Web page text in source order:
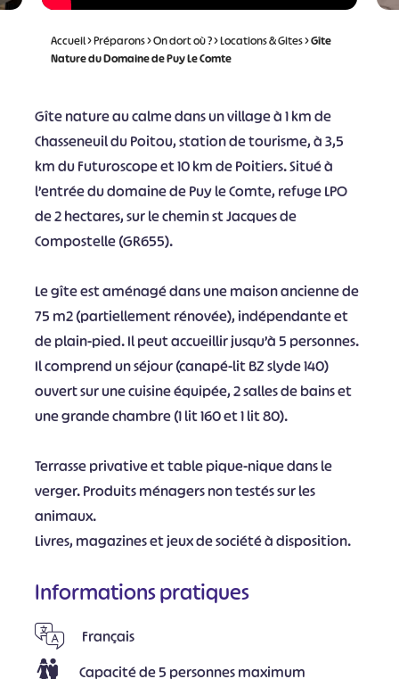
Accueil>Préparons>On dort où ?>Locations & Gites>Gîte
Nature du Domaine de Puy Le Comte
Gîte nature au calme dans un village à 1 km de
Chasseneuil du Poitou, station de tourisme, à 3,5
km du Futuroscope et 10 km de Poitiers. Situé à
l’entrée du domaine de Puy le Comte, refuge LPO
de 2 hectares, sur le chemin st Jacques de
Compostelle (GR655).
Le gîte est aménagé dans une maison ancienne de
75 m2 (partiellement rénovée), indépendante et
de plain-pied. Il peut accueillir jusqu’à 5 personnes.
Il comprend un séjour (canapé-lit BZ slyde 140)
ouvert sur une cuisine équipée, 2 salles de bains et
une grande chambre (1 lit 160 et 1 lit 80).
Terrasse privative et table pique-nique dans le
verger. Produits ménagers non testés sur les
animaux.
Livres, magazines et jeux de société à disposition.
Informations pratiques
Français
Capacité de 5 personnes maximum